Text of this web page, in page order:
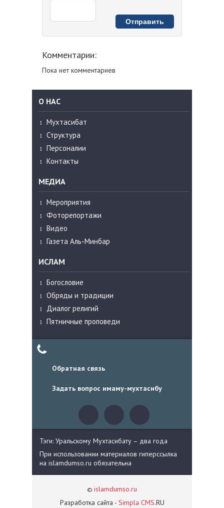
Комментарии:
Пока нет комментариев
О НАС
Мухтасибат
Структура
Персоналии
Контакты
МЕДИА
Мероприятия
Фоторепортажи
Видео
Газета Аль-Минбар
ИСЛАМ
Богословие
Обряды и традиции
Диалог религий
Пятничные проповеди
Обратная связь
Задать вопрос имаму-мухтасибу
Тэги: Уральскому Мухтасибату – два года
При использовании материалов гиперссылка
на islamdumso.ru обязательна
© islamdumso.ru
Разработка сайта - Simpla CMS.RU